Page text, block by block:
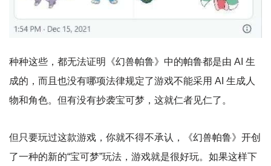
种种这些，都无法证明《幻兽帕鲁》中的帕鲁都是由 AI 生
成的，而且也没有哪项法律规定了游戏不能采用 AI 生成人
物和角色。但有没有抄袭宝可梦，这就仁者见仁了。
但只要玩过这款游戏，你就不得不承认，《幻兽帕鲁》开创
了一种的新的“宝可梦”玩法，游戏就是很好玩。如果这样下